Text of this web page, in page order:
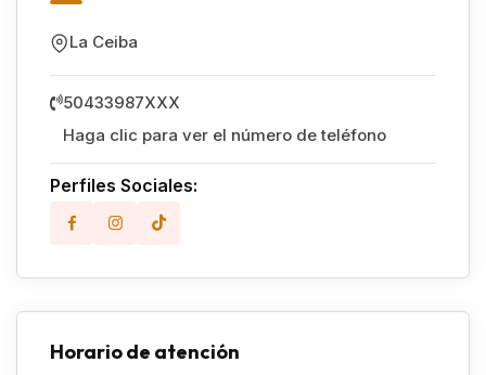
La Ceiba
50433987XXX
Haga clic para ver el número de teléfono
Perfiles Sociales:
Horario de atención